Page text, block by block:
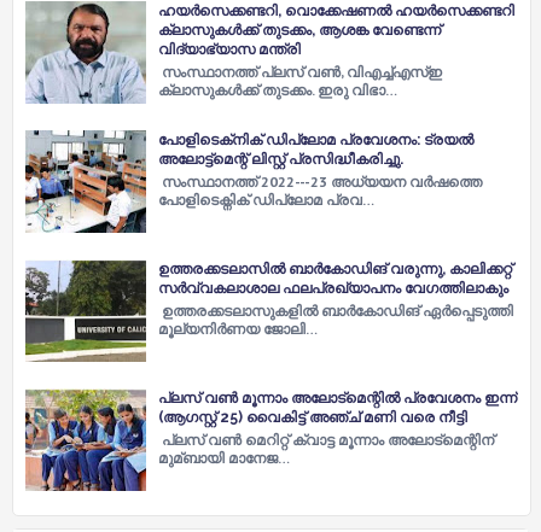
ഹയർസെക്കണ്ടറി, വൊക്കേഷണൽ ഹയർസെക്കണ്ടറി
ക്ലാസുകൾക്ക് തുടക്കം, ആശങ്ക വേണ്ടെന്ന്
വിദ്യാഭ്യാസ മന്ത്രി
സംസ്ഥാനത്ത് പ്ലസ് വൺ, വിഎച്ച്എസ്ഇ
ക്ലാസുകൾക്ക് തുടക്കം. ഇരു വിഭാ…
പോളിടെക്‌നിക് ഡിപ്ലോമ പ്രവേശനം: ട്രയല്‍
അലോട്ട്‌മെന്റ് ലിസ്റ്റ് പ്രസിദ്ധീകരിച്ചു.
സംസ്ഥാനത്ത് 2022---23 അധ്യയന വര്‍ഷത്തെ
പോളിടെക്നിക് ഡിപ്ലോമ പ്രവ…
ഉത്തരക്കടലാസില്‍ ബാര്‍കോഡിങ് വരുന്നു, കാലിക്കറ്റ്
സർവ്വകലാശാല ഫലപ്രഖ്യാപനം വേഗത്തിലാകും
ഉത്തരക്കടലാസുകളില്‍ ബാര്‍കോഡിങ് ഏര്‍പ്പെടുത്തി
മൂല്യനിര്‍ണയ ജോലി…
പ്ലസ് വണ്‍ മൂന്നാം അലോട്മെന്റില്‍ പ്രവേശനം ഇന്ന്
(ആഗസ്റ്റ് 25) വൈകിട്ട് അഞ്ച് മണി വരെ നീട്ടി
പ്ലസ് വണ്‍ മെറിറ്റ് ക്വാട്ട മൂന്നാം അലോട്മെന്റിന്
മുമ്ബായി മാനേജ…